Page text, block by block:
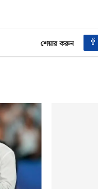
শেয়ার করুন